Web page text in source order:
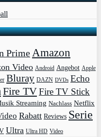
Prime Amazon
Video Android Angebot Apple
Bluray DAZN DVDs Echo
Fire TVFire TV Stick
Streaming Nachlass Netflix
Rabatt Reviews Serie
Ultra Ultra HD Video